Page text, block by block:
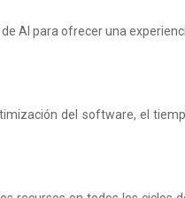
AI para ofrecer una
del software, el